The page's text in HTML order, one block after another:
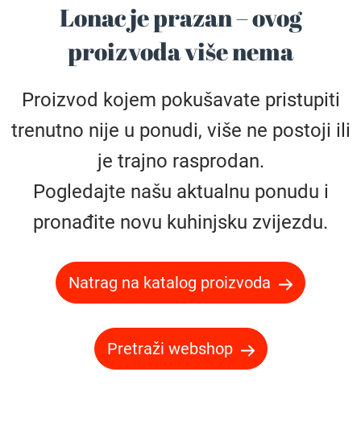
Lonac je prazan – ovog
proizvoda više nema
Proizvod kojem pokušavate pristupiti
trenutno nije u ponudi, više ne postoji ili
je trajno rasprodan.
Pogledajte našu aktualnu ponudu i
pronađite novu kuhinjsku zvijezdu.
Natrag na katalog proizvoda
Pretraži webshop